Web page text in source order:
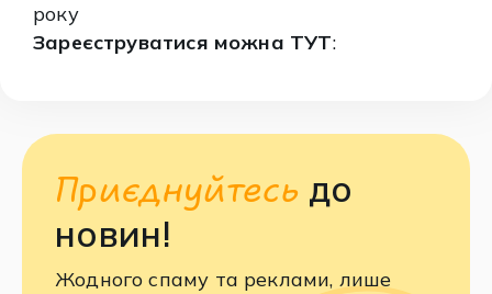
року
Зареєструватися можна ТУТ:
Приєднуйтесь до
новин!
Жодного спаму та реклами, лише